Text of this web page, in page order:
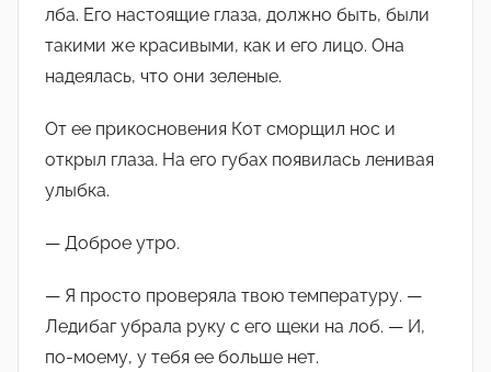
лба. Его настоящие глаза, должно быть, были
такими же красивыми, как и его лицо. Она
надеялась, что они зеленые.
От ее прикосновения Кот сморщил нос и
открыл глаза. На его губах появилась ленивая
улыбка.
— Доброе утро.
— Я просто проверяла твою температуру. —
Ледибаг убрала руку с его щеки на лоб. — И,
по-моему, у тебя ее больше нет.